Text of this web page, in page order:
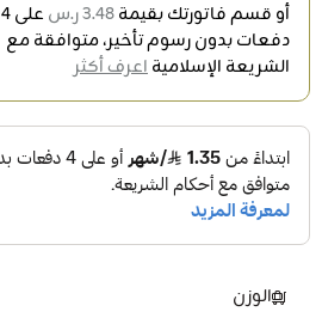
أو قسم فاتورتك بقيمة3.48 ر.س على4
دفعات بدون رسوم تأخير، متوافقة مع
الشريعة الإسلاميةاعرف أكثر
الوزن